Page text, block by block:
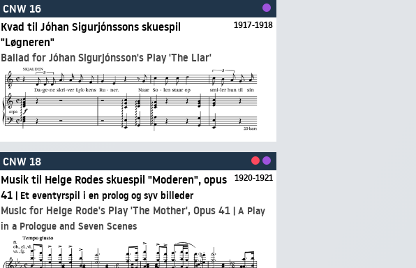
CNW 16
1917-1918
Kvad til Jóhan Sigurjónssons skuespil
"Løgneren"
Ballad for Jóhan Sigurjónsson's Play 'The Liar'
CNW 18
1920-1921
Musik til Helge Rodes skuespil "Moderen", opus
41 | Et eventyrspil i en prolog og syv billeder
Music for Helge Rode's Play 'The Mother', Opus 41 | A Play
in a Prologue and Seven Scenes